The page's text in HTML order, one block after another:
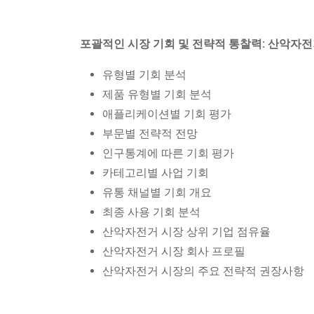
포괄적인 시장 기회 및 전략적 통찰력: 산악자
유형별 기회 분석
제품 유형별 기회 분석
애플리케이션별 기회 평가
부문별 전략적 전망
인구통계에 따른 기회 평가
카테고리별 사업 기회
유통 채널별 기회 개요
최종 사용 기회 분석
산악자전거 시장 상위 기업 점유율
산악자전거 시장 회사 프로필
산악자전거 시장의 주요 전략적 권장사항